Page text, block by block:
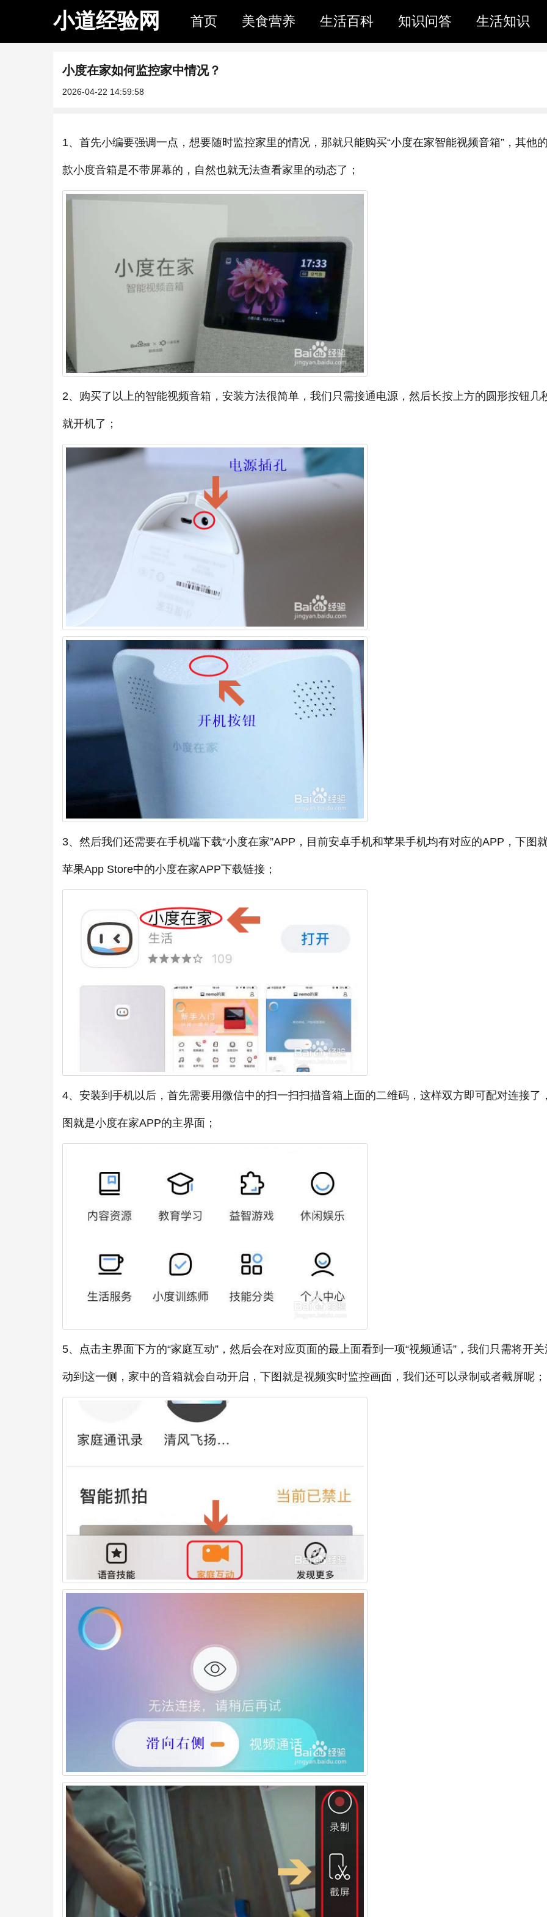
小道经验网 首页 美食营养 生活百科 知识问答 生活知识
小度在家如何监控家中情况？
2026-04-22 14:59:58
1、首先小编要强调一点，想要随时监控家里的情况，那就只能购买“小度在家智能视频音箱”，其他
款小度音箱是不带屏幕的，自然也就无法查看家里的动态了；
2、购买了以上的智能视频音箱，安装方法很简单，我们只需接通电源，然后长按上方的圆形按钮几
就开机了；
3、然后我们还需要在手机端下载“小度在家”APP，目前安卓手机和苹果手机均有对应的APP，下图
苹果App Store中的小度在家APP下载链接；
4、安装到手机以后，首先需要用微信中的扫一扫扫描音箱上面的二维码，这样双方即可配对连接了
图就是小度在家APP的主界面；
5、点击主界面下方的“家庭互动”，然后会在对应页面的最上面看到一项“视频通话”，我们只需将开关
动到这一侧，家中的音箱就会自动开启，下图就是视频实时监控画面，我们还可以录制或者截屏呢；